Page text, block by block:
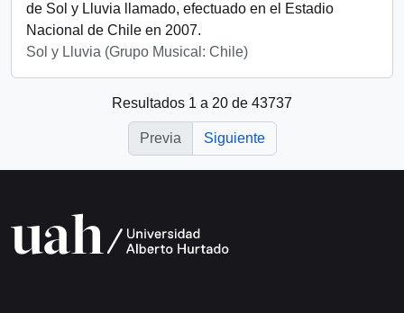
de Sol y Lluvia llamado, efectuado en el Estadio
Nacional de Chile en 2007.
Sol y Lluvia (Grupo Musical: Chile)
Resultados 1 a 20 de 43737
Previa Siguiente